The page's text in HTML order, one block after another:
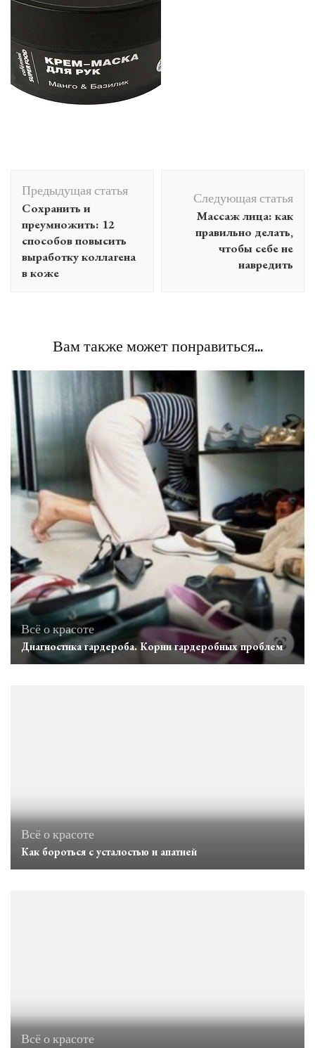
по
записям
Предыдущая статья
Сохранить и
преумножить: 12
способов повысить
выработку коллагена
в коже
Следующая статья
Массаж лица: как
правильно делать,
чтобы себе не
навредить
Вам также может понравиться...
Всё о красоте
Диагностика гардероба. Корни гардеробных проблем
Всё о красоте
Как бороться с усталостью и апатией
Всё о красоте